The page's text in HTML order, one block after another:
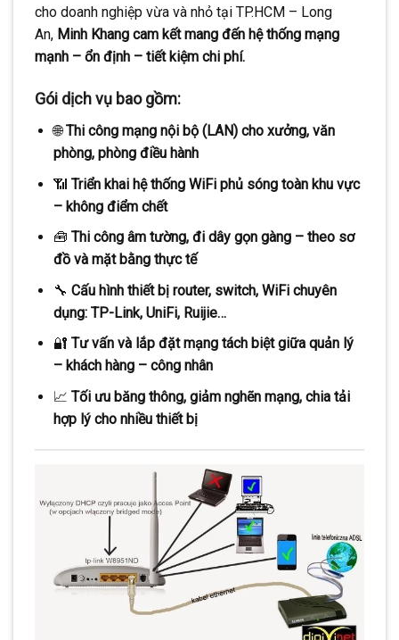
cho doanh nghiệp vừa và nhỏ tại TP.HCM – Long
An, Minh Khang cam kết mang đến hệ thống mạng
mạnh – ổn định – tiết kiệm chi phí.
Gói dịch vụ bao gồm:
🌐Thi công mạng nội bộ (LAN) cho xưởng, văn
phòng, phòng điều hành
📶 Triển khai hệ thống WiFi phủ sóng toàn khu vực
– không điểm chết
🧰 Thi công âm tường, đi dây gọn gàng – theo sơ
đồ và mặt bằng thực tế
🔧 Cấu hình thiết bị router, switch, WiFi chuyên
dụng: TP-Link, UniFi, Ruijie…
🔐 Tư vấn và lắp đặt mạng tách biệt giữa quản lý
– khách hàng – công nhân
📈 Tối ưu băng thông, giảm nghẽn mạng, chia tải
hợp lý cho nhiều thiết bị